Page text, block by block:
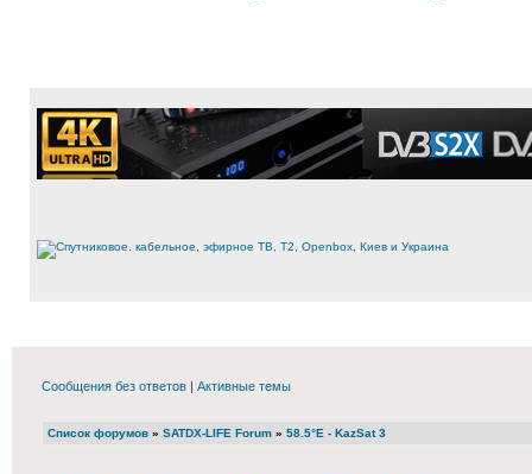
Сообщения без ответов | Активные темы
Список форумов » SATDX-LIFE Forum » 58.5°E - KazSat 3